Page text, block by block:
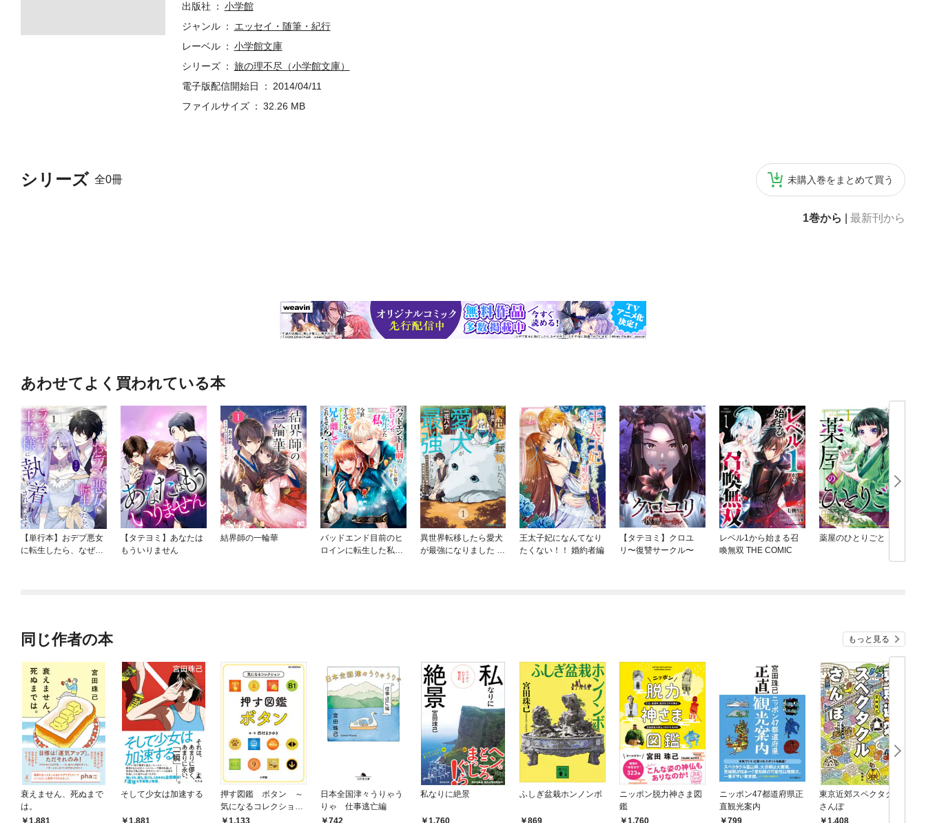
シリーズ 全0冊 未購入巻をまとめて買う
1巻から 最新刊から
出版社
小学館
ジャンル
エッセイ・随筆・紀行
レーベル
小学館文庫
シリーズ
旅の理不尽（小学館文庫）
電子版配信開始日
2014/04/11
ファイルサイズ
32.26 MB
あわせてよく買われている本
【単行本】おデブ悪女
に転生したら、なぜか
【タテヨミ】あなたは
もういりません
結界師の一輪華
バッドエンド目前のヒ
ロインに転生した私、
異世界転移したら愛犬
が最強になりました ～
王太子妃になんてなり
たくない！！ 婚約者編
【タテヨミ】クロユ
リ〜復讐サークル〜
レベル1から始まる召
喚無双 THE COMIC
薬屋のひとりごと
同じ作者の本 もっと見る
衰えません、死ぬまで
は。
1,881
そして少女は加速する
1,881
押す図鑑 ボタン ～
気になるコレクション
～1,133
日本全国津々うりゃう
りゃ 仕事逃亡編
742
私なりに絶景
1,760
ふしぎ盆栽ホンノンボ
869
ニッポン脱力神さま図
鑑
1,760
ニッポン47都道府県正
直観光案内
799
東京近郊スペクタクル
さんぽ
1,408